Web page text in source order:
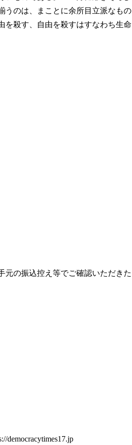
うのは、まことに余所目立派なもの
を殺す、自由を殺すはすなわち生命
元の振込控え等でご確認いただきた
democracytimes17.jp